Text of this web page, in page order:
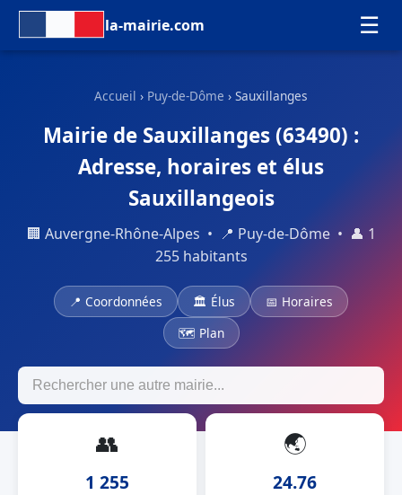
la-mairie.com ☰
Accueil › Puy-de-Dôme › Sauxillanges
Mairie de Sauxillanges (63490) :
Adresse, horaires et élus
Sauxillangeois
🏢 Auvergne-Rhône-Alpes • 📍 Puy-de-Dôme • 👤 1
255 habitants
📍 Coordonnées 🏛 Élus
📅 Horaires
🗺 Plan
👥
1 255
🌏
24.76